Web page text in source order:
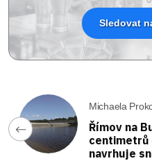
Sledovat
Michaela
Římov na
centimetrů
navrhuje